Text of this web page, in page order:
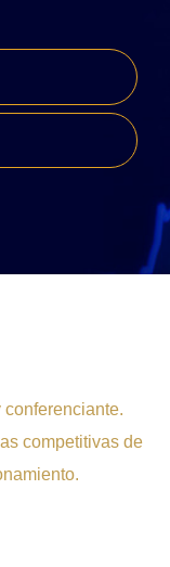
competitivas de